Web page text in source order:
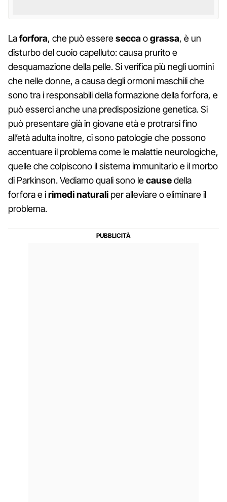
Laforfora, che può essereseccaograssa, è un
disturbo del cuoio capelluto: causa prurito e
desquamazione della pelle. Si verifica più negli uomini
che nelle donne, a causa degli ormoni maschili che
sono tra i responsabili della formazione della forfora, e
può esserci anche una predisposizione genetica. Si
può presentare già in giovane età e protrarsi fino
all’età adulta inoltre, ci sono patologie che possono
accentuare il problema come le malattie neurologiche,
quelle che colpiscono il sistema immunitario e il morbo
di Parkinson. Vediamo quali sono lecausedella
forfora e irimedi naturali per alleviare o eliminare il
problema.